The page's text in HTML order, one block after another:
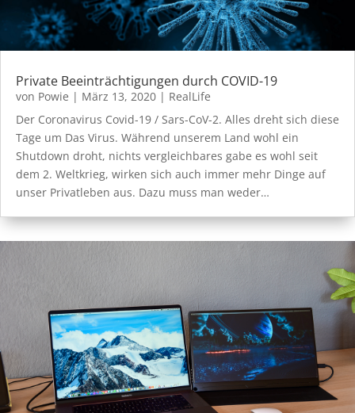
Private Beeinträchtigungen durch COVID-19
von Powie | März 13, 2020 | RealLife
Der Coronavirus Covid-19 / Sars-CoV-2. Alles dreht sich diese
Tage um Das Virus. Während unserem Land wohl ein
Shutdown droht, nichts vergleichbares gabe es wohl seit
dem 2. Weltkrieg, wirken sich auch immer mehr Dinge auf
unser Privatleben aus. Dazu muss man weder…